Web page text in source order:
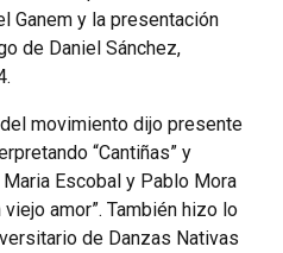
Ganem y la presentación
de Daniel Sánchez,
movimiento dijo presente
“Cantiñas” y
Escobal y Pablo Mora
amor”. También hizo lo
de Danzas Nativas